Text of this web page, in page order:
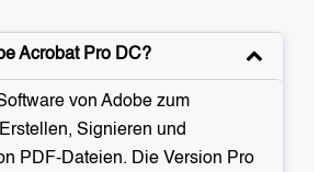
Acrobat Pro DC?
von Adobe zum
Signieren und
PDF-Dateien. Die Version Pro